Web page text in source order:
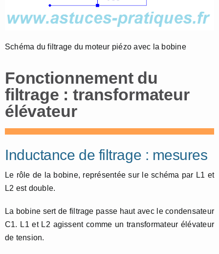
Schéma du filtrage du moteur piézo avec la bobine
Fonctionnement du
filtrage : transformateur
élévateur
Inductance de filtrage : mesures
Le rôle de la bobine, représentée sur le schéma par L1 et
L2 est double.
La bobine sert de filtrage passe haut avec le condensateur
C1. L1 et L2 agissent comme un transformateur élévateur
de tension.